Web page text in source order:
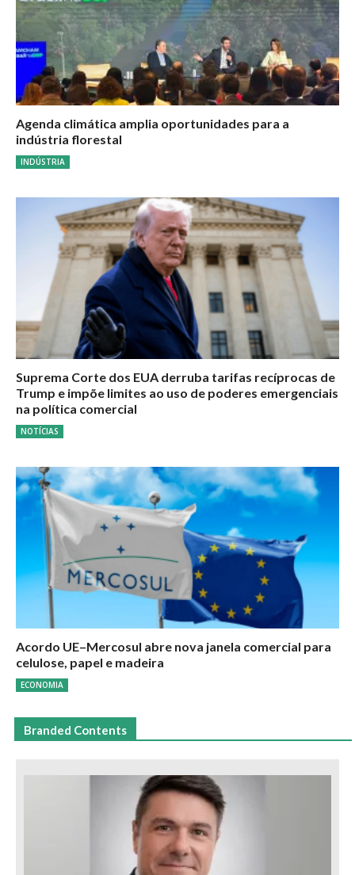
Agenda climática amplia oportunidades para a
indústria florestal
INDÚSTRIA
Suprema Corte dos EUA derruba tarifas recíprocas de
Trump e impõe limites ao uso de poderes emergenciais
na política comercial
NOTÍCIAS
Acordo UE–Mercosul abre nova janela comercial para
celulose, papel e madeira
ECONOMIA
Branded Contents